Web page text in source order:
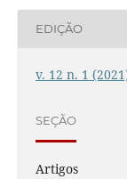
EDIÇÃO
v. 12 n. 1
SEÇÃO
Artigos